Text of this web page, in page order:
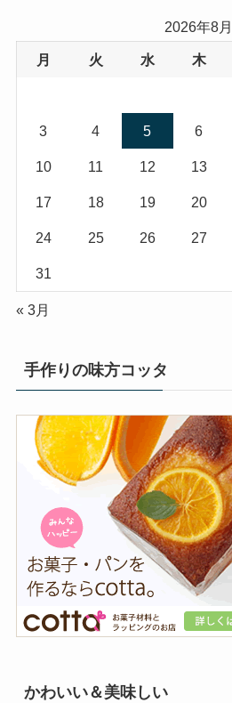
ー
2026年8月
月 火 水 木
3 4 5 6
10 11 12 13
17 18 19 20
24 25 26 27
31
« 3月
手作りの味方コッタ
かわいい＆美味しい